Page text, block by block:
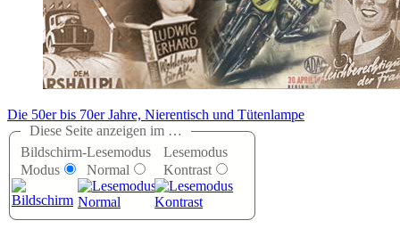
Die 50er bis 70er Jahre, Nierentisch und Tütenlampe
Diese Seite anzeigen im …
Bildschirm-
Modus
Lesemodus
Normal
Lesemodus
Kontrast